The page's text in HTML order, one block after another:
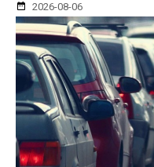
2026-08-06